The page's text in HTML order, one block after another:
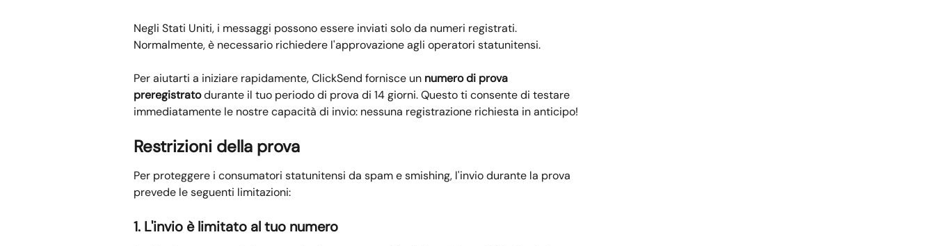
Negli Stati Uniti, i messaggi possono essere inviati solo da numeri registrati.
Normalmente, è necessario richiedere l'approvazione agli operatori statunitensi.
Per aiutarti a iniziare rapidamente, ClickSend fornisce un numero di prova
preregistrato durante il tuo periodo di prova di 14 giorni. Questo ti consente di testare
immediatamente le nostre capacità di invio: nessuna registrazione richiesta in anticipo!
Restrizioni della prova
Per proteggere i consumatori statunitensi da spam e smishing, l'invio durante la prova
prevede le seguenti limitazioni:
1. L'invio è limitato al tuo numero